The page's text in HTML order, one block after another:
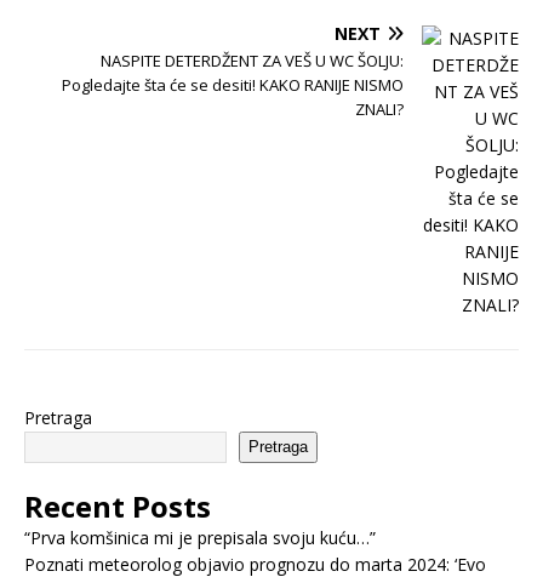
NEXT
NASPITE DETERDŽENT ZA VEŠ U WC ŠOLJU:
Pogledajte šta će se desiti! KAKO RANIJE NISMO
ZNALI?
Pretraga
Pretraga
Recent Posts
“Prva komšinica mi je prepisala svoju kuću…”
Poznati meteorolog objavio prognozu do marta 2024: ‘Evo